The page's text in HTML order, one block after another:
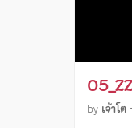
by เจ้าโต •